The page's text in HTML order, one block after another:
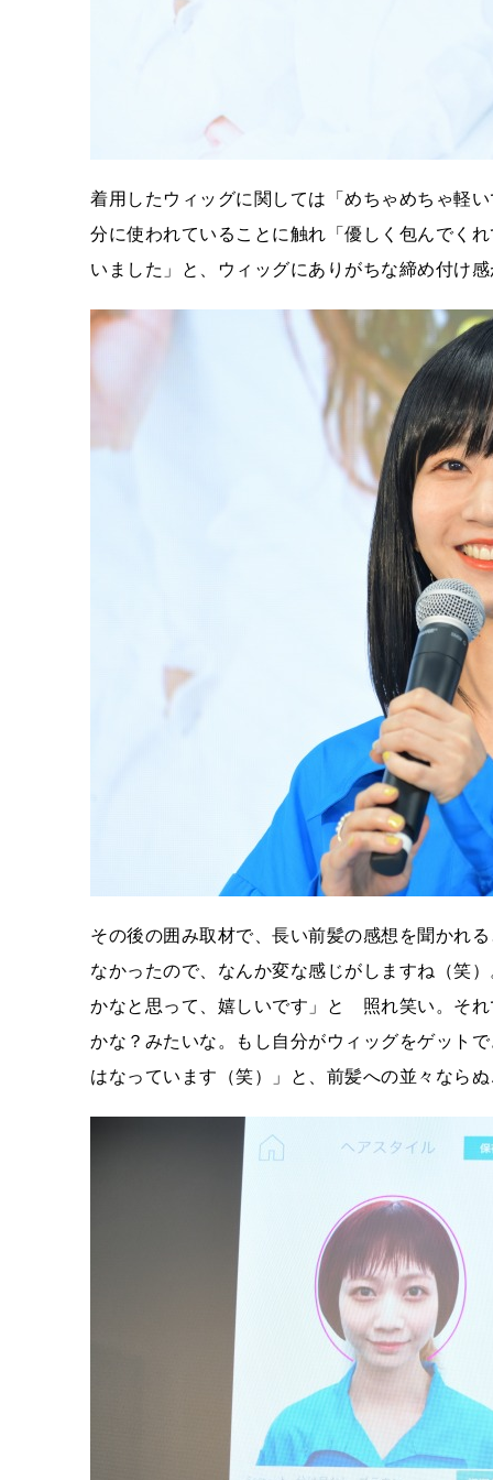
着用したウィッグに関しては「めちゃめちゃ軽
分に使われていることに触れ「優しく包んでく
いました」と、ウィッグにありがちな締め付け
その後の囲み取材で、長い前髪の感想を聞かれ
なかったので、なんか変な感じがしますね（笑
かなと思って、嬉しいです」と 照れ笑い。そ
かな？みたいな。もし自分がウィッグをゲット
はなっています（笑）」と、前髪への並々なら